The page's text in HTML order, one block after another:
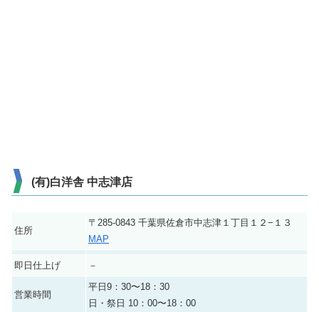
(有)白洋舎 中志津店
住所
〒285-0843 千葉県佐倉市中志津１丁目１２−１３
MAP
即日仕上げ －
営業時間
平日9：30〜18：30
日・祭日 10：00〜18：00